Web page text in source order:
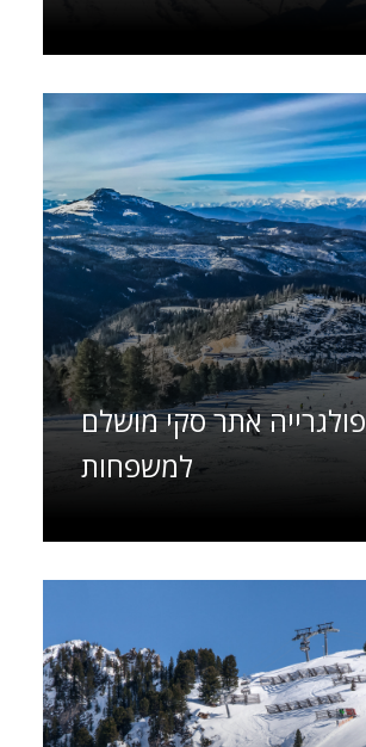
פולגרייה אתר סקי מושלם
למשפחות